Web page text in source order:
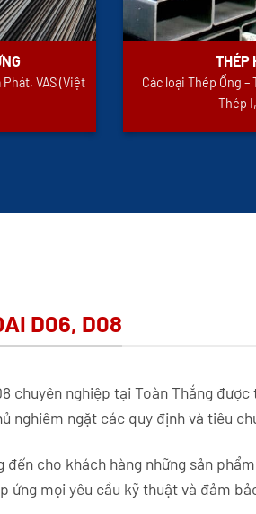
VAS (Việt
THÉP
Các loại Thép Ống
Thép
D06, D08
chuyên nghiệp tại Toàn Thắng
nghiêm ngặt các quy định và tiêu
cho khách hàng những sản
ứng mọi yêu cầu kỹ thuật và đảm